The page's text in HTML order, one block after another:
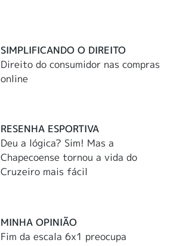
SIMPLIFICANDO O DIREITO
Direito do consumidor nas compras
online
RESENHA ESPORTIVA
Deu a lógica? Sim! Mas a
Chapecoense tornou a vida do
Cruzeiro mais fácil
MINHA OPINIÃO
Fim da escala 6x1 preocupa